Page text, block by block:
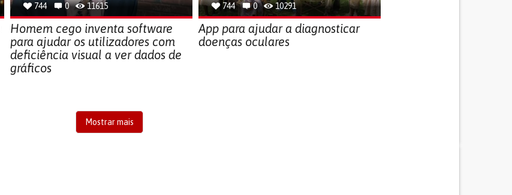
744 0 11615
Homem cego inventa software
para ajudar os utilizadores com
deficiência visual a ver dados de
gráficos
744 0 10291
App para ajudar a diagnosticar
doenças oculares
Mostrar mais